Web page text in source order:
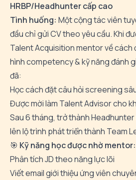
HRBP/Headhunter cấp cao
Tình huống: Một cộng tác viên
đầu chỉ gửi CV theo yêu cầu. Khi
Talent Acquisition mentor về cách
hình competency & kỹ năng đánh
đã:
Học cách đặt câu hỏi screening
Được mời làm Talent Advisor cho
Sau 6 tháng, trở thành
lên lộ trình phát triển thành Team
🎯 Kỹ năng học được nhờ mentor:
Phân tích JD theo năng lực lõi
Viết email giới thiệu ứng viên